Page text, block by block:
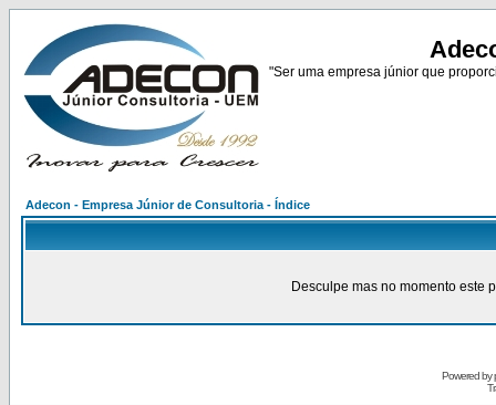
"Ser uma empresa júnior que
Adecon - Empresa Júnior de Consultoria - Índice
Desculpe mas no momento este
Powered by